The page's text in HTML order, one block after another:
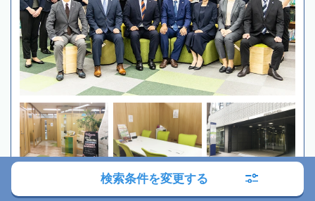
初回相談無料
検索条件を変更する